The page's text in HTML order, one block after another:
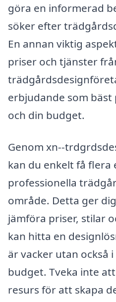
göra en informerad
söker efter
En annan viktig
priser och tjänster
erbjudande som bäst
och din budget.
Genom xn--
kan du enkelt få
professionella
område. Detta ger
jämföra priser, stilar
kan hitta en
är vacker utan också
budget. Tveka inte
resurs för att skapa